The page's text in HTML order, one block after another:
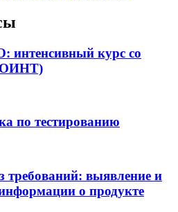
интенсивный курс со
по тестированию
требований: выявление и
о продукте